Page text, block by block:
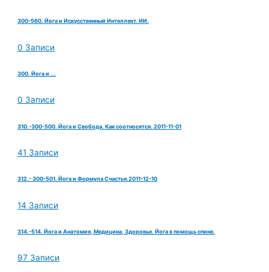
300-560. Йога и Искусственный Интеллект. ИИ.
0 Записи
300. Йога и ...
0 Записи
310.-300-500. Йога и Свобода. Как соотносятся. 2011-11-01
41 Записи
312.- 300-501. Йога и Формула Счастья.2011-12-10
14 Записи
314.-514. Йога и Анатомия, Медицина, Здоровье. Йога в помощь спине.
97 Записи